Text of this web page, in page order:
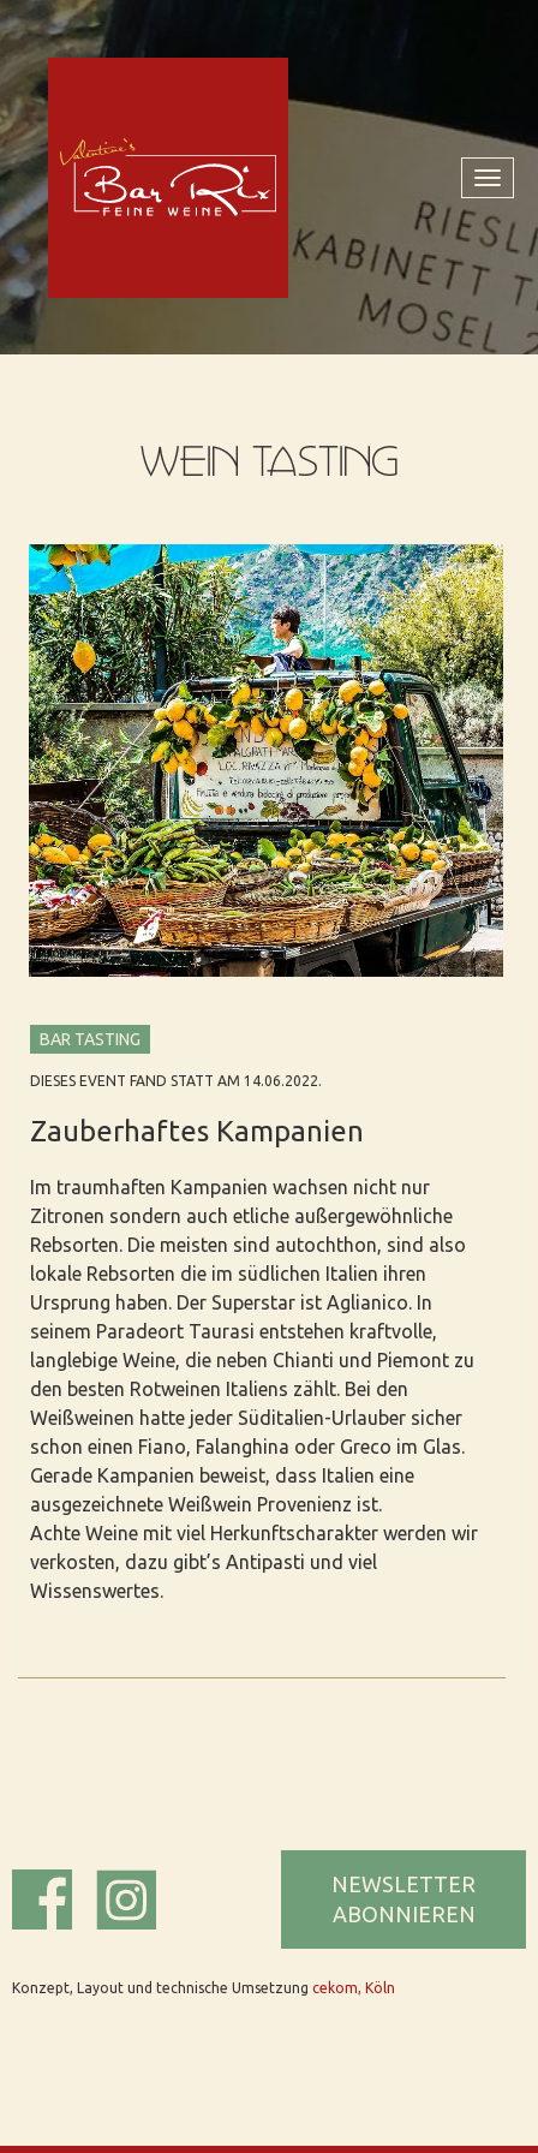
Toggle
WEIN TASTING
BAR TASTING
DIESES EVENT FAND STATT AM 14.06.2022.
Zauberhaftes Kampanien
Im traumhaften Kampanien wachsen nicht nur
Zitronen sondern auch etliche außergewöhnliche
Rebsorten. Die meisten sind autochthon, sind also
lokale Rebsorten die im südlichen Italien ihren
Ursprung haben. Der Superstar ist Aglianico. In
seinem Paradeort Taurasi entstehen kraftvolle,
langlebige Weine, die neben Chianti und Piemont zu
den besten Rotweinen Italiens zählt. Bei den
Weißweinen hatte jeder Süditalien-Urlauber sicher
schon einen Fiano, Falanghina oder Greco im Glas.
Gerade Kampanien beweist, dass Italien eine
ausgezeichnete Weißwein Provenienz ist.
Achte Weine mit viel Herkunftscharakter werden wir
verkosten, dazu gibt’s Antipasti und viel
Wissenswertes.
Konzept, Layout und technische Umsetzung cekom, Köln
NEWSLETTER
ABONNIEREN